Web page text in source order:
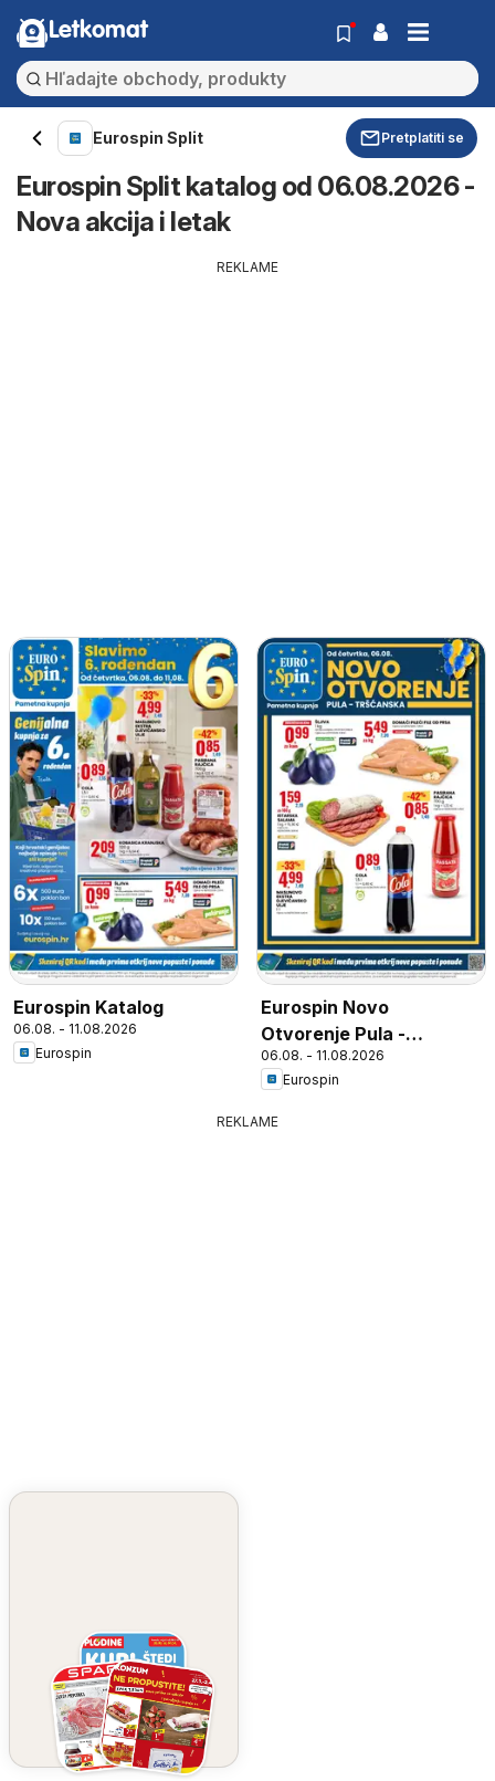
Letkomat
Eurospin Split Pretplatiti se
Eurospin Split katalog od 06.08.2026 -
Nova akcija i letak
REKLAME
Eurospin Katalog
06.08. - 11.08.2026
Eurospin
Eurospin Novo
Otvorenje Pula -
Tršćanska
06.08. - 11.08.2026
Eurospin
REKLAME